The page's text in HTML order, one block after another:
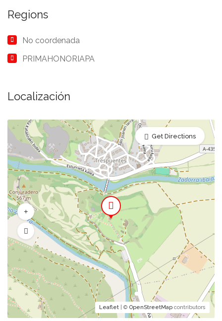
Regions
No coordenada
PRIMAHONORIAPA
Localización
Leaflet | © OpenStreetMap contributors
Get Directions